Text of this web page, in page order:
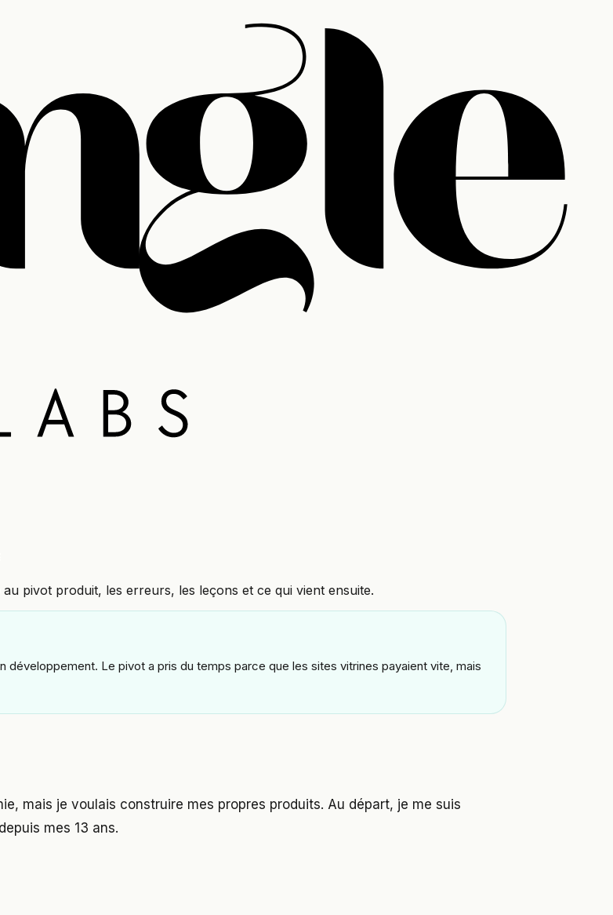
pivot produit, les erreurs, les leçons et ce qui vient ensuite.
Le pivot a pris du temps parce que les sites vitrines payaient vite, mais
mais je voulais construire mes propres produits. Au départ, je me suis
mes 13 ans.